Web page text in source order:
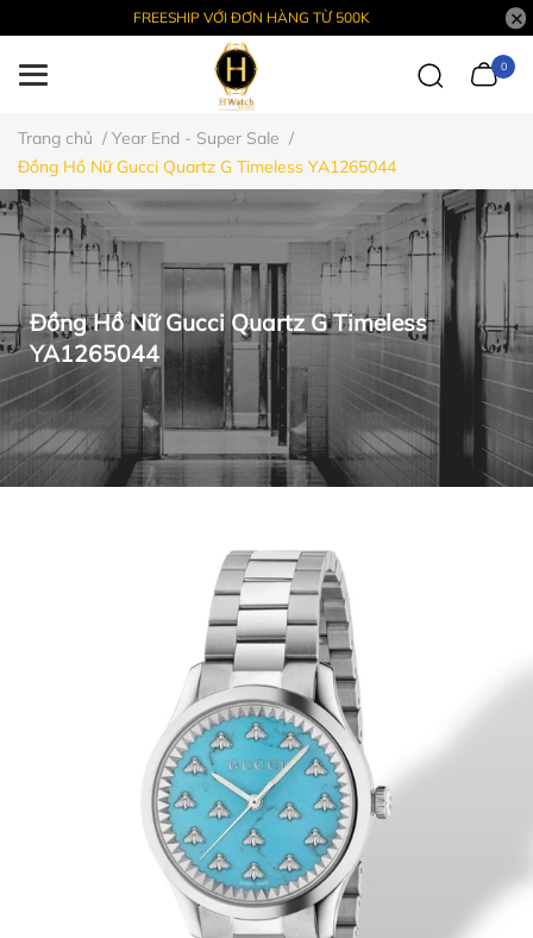
FREESHIP VỚI ĐƠN HÀNG TỪ 500K
0
Trang chủ / Year End - Super Sale /
Đồng Hồ Nữ Gucci Quartz G Timeless YA1265044
Đồng Hồ Nữ Gucci Quartz G Timeless
YA1265044